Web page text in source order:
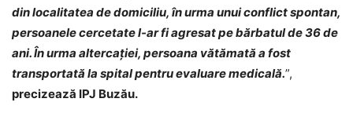
din localitatea de domiciliu, în urma unui conflict spontan,
persoanele cercetate l-ar fi agresat pe bărbatul de 36 de
ani. În urma altercației, persoana vătămată a fost
transportată la spital pentru evaluare medicală.”,
precizează IPJ Buzău.